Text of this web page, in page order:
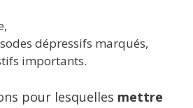
dépressifs marqués,
importants.
pour lesquelles mettre